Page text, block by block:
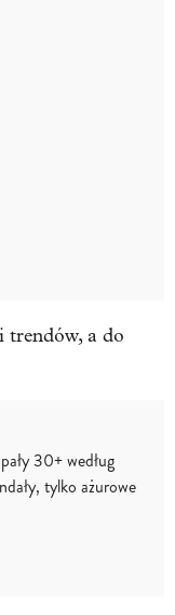
trendów, a do
30+ według
tylko ażurowe